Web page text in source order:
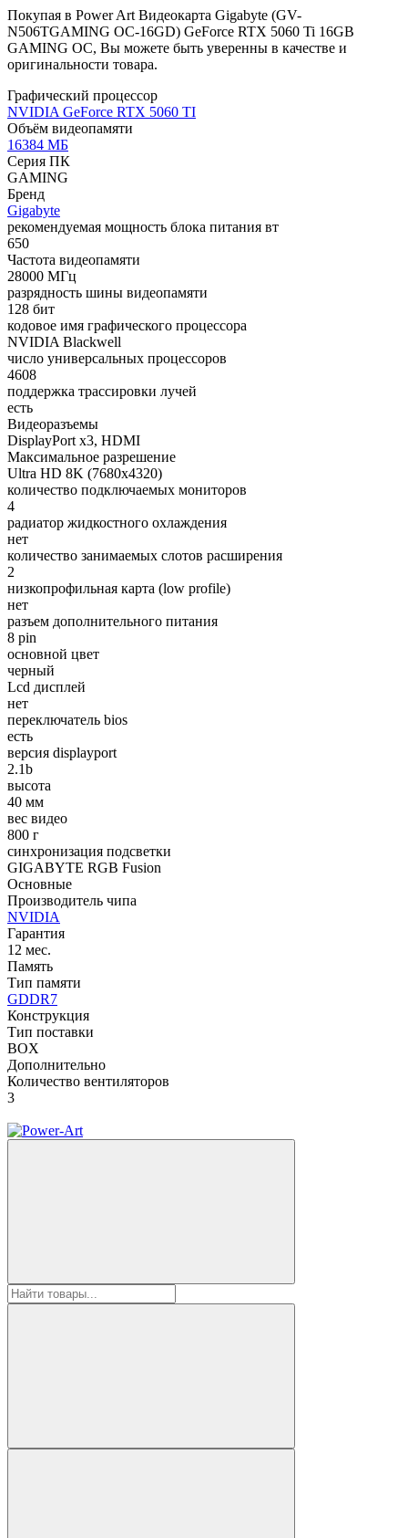
Покупая в Power Art Видеокарта Gigabyte (GV-
N506TGAMING OC-16GD) GeForce RTX 5060 Ti 16GB
GAMING OC, Вы можете быть уверенны в качестве и
оригинальности товара.
Графический процессор
NVIDIA GeForce RTX 5060 TI
Объём видеопамяти
16384 МБ
Серия ПК
GAMING
Бренд
Gigabyte
рекомендуемая мощность блока питания вт
650
Частота видеопамяти
28000 МГц
разрядность шины видеопамяти
128 бит
кодовое имя графического процессора
NVIDIA Blackwell
число универсальных процессоров
4608
поддержка трассировки лучей
есть
Видеоразъемы
DisplayPort x3, HDMI
Максимальное разрешение
Ultra HD 8K (7680x4320)
количество подключаемых мониторов
4
радиатор жидкостного охлаждения
нет
количество занимаемых слотов расширения
2
низкопрофильная карта (low profile)
нет
разъем дополнительного питания
8 pin
основной цвет
черный
Lcd дисплей
нет
переключатель bios
есть
версия displayport
2.1b
высота
40 мм
вес видео
800 г
синхронизация подсветки
GIGABYTE RGB Fusion
Основные
Производитель чипа
NVIDIA
Гарантия
12 мес.
Память
Тип памяти
GDDR7
Конструкция
Тип поставки
BOX
Дополнительно
Количество вентиляторов
3